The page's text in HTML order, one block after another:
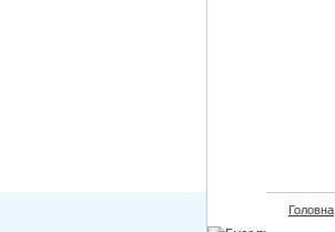
Головна